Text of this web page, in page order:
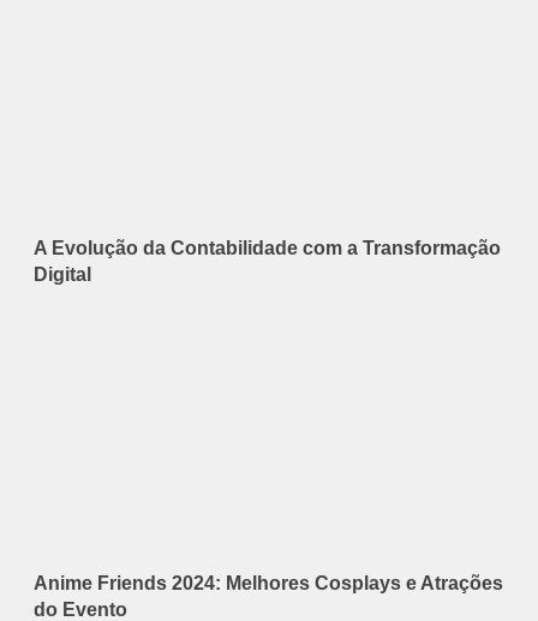
A Evolução da Contabilidade com a Transformação
Digital
Anime Friends 2024: Melhores Cosplays e Atrações
do Evento